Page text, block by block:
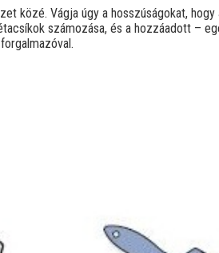
közé. Vágja úgy a hosszúságokat, hogy
számozása, és a hozzáadott –